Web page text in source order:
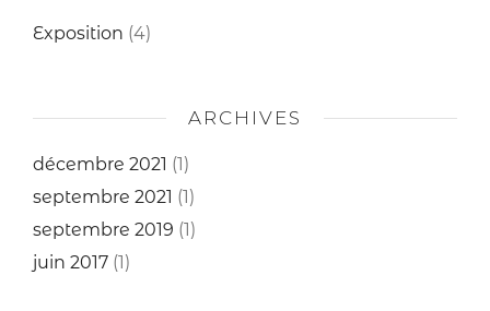
Exposition (4)
ARCHIVES
décembre 2021 (1)
septembre 2021 (1)
septembre 2019 (1)
juin 2017 (1)